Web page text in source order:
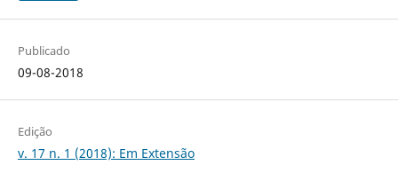
Publicado
09-08-2018
Edição
v. 17 n. 1 (2018): Em Extensão